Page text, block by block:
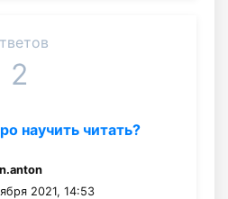
2
научить читать?
2021, 14:53